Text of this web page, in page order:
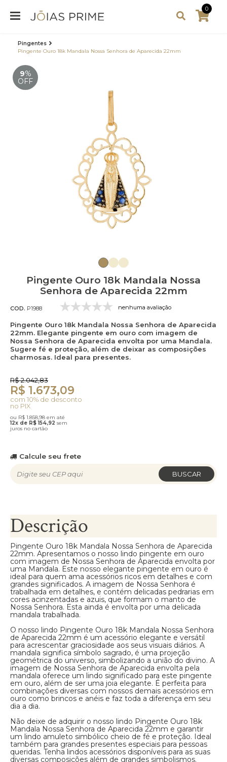
0
Pingentes
Pingente Ouro 18k Mandala Nossa Senhora de Aparecida 22mm
9%
OFF
Pingente Ouro 18k Mandala Nossa
Senhora de Aparecida 22mm
COD. P1988 nenhuma avaliação
Pingente Ouro 18k Mandala Nossa Senhora de Aparecida
22mm. Elegante pingente em ouro com imagem de
Nossa Senhora de Aparecida envolta por uma Mandala.
Sugere fé e proteção, além de deixar as composições
charmosas. Ideal para presentes.
R$ 2.042,83
R$ 1.673,09
com 10% de desconto
no PIX
ou R$ 1.858,98 em até
12x de R$ 154,92 sem
juros no cartão
Calcule seu frete
BUSCAR
Descrição
Pingente Ouro 18k Mandala Nossa Senhora de Aparecida
22mm. Apresentamos o nosso lindo pingente em ouro
com imagem de Nossa Senhora de Aparecida envolta por
uma Mandala. Este nosso elegante pingente em ouro é
ideal para quem ama acessórios ricos em detalhes e com
grandes significados. A imagem de Nossa Senhora é
trabalhada em detalhes, e contém delicadas pedrarias em
cores acinzentadas e azuis, que formam o manto de
Nossa Senhora. Esta ainda é envolta por uma delicada
mandala trabalhada.
O nosso lindo Pingente Ouro 18k Mandala Nossa Senhora
de Aparecida 22mm é um acessório elegante e versátil
para acrescentar graciosidade aos seus visuais diários. A
mandala significa símbolo sagrado, é uma projeção
geométrica do universo, simbolizando a união do divino. A
imagem de Nossa Senhora de Aparecida envolta pela
mandala oferece um lindo significado para este pingente
em ouro, além de ser uma joia elegante. É perfeita para
combinações diversas com nossos demais acessórios em
ouro como brincos e anéis e faz toda a diferença em seu
dia a dia.
Não deixe de adquirir o nosso lindo Pingente Ouro 18k
Mandala Nossa Senhora de Aparecida 22mm e garantir
um lindo amuleto simbólico cheio de fé e proteção. Ideal
também para grandes presentes especiais para pessoas
queridas. Tenha lindos acessórios disponíveis para as suas
diversas composições além de grandes simbolismos.